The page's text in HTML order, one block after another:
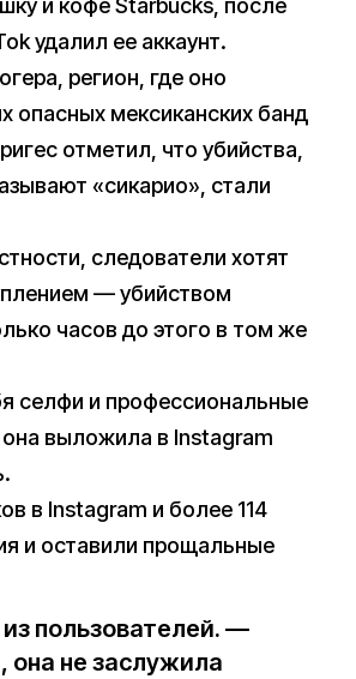
и кофе Starbucks, после
удалил ее аккаунт.
регион, где оно
опасных мексиканских банд
отметил, что убийства,
«сикарио», стали
следователи хотят
— убийством
часов до этого в том же
селфи и профессиональные
выложила в Instagram
в Instagram и более 114
и оставили прощальные
пользователей. —
она не заслужила